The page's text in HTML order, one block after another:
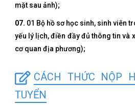
mặt sau ảnh);
07. 01 Bộ hồ sơ học sinh, sinh viên
yếu lý lịch, điền đầy đủ thông tin và
cơ quan địa phương);
CÁCH THỨC NỘP
TUYỂN